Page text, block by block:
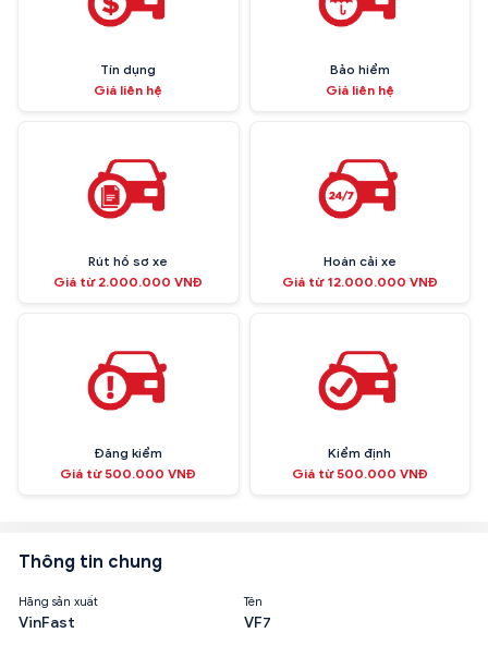
Tín dụng
Giá liên hệ
Bảo hiểm
Giá liên hệ
Rút hồ sơ xe
Giá từ 2.000.000 VNĐ
Hoán cải xe
Giá từ 12.000.000 VNĐ
Đăng kiểm
Giá từ 500.000 VNĐ
Kiểm định
Giá từ 500.000 VNĐ
Thông tin chung
Hãng sản xuất
VinFast
Tên
VF7